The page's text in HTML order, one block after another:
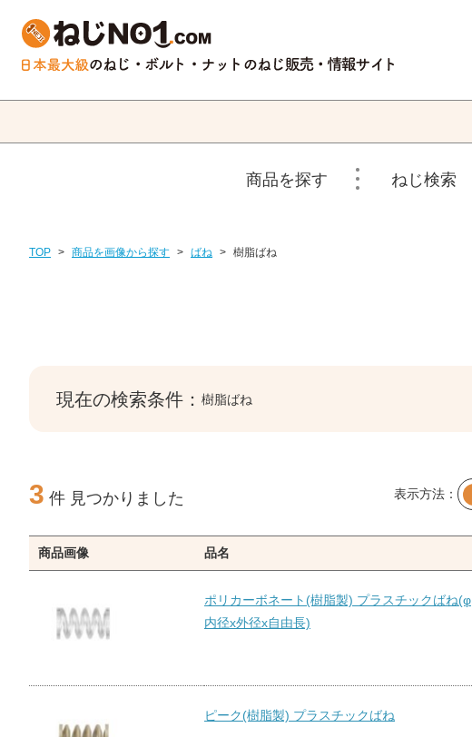
商品を探す ねじ検索
TOP > 商品を画像から探す > ばね > 樹脂ばね
現在の検索条件： 樹脂ばね
3 件 見つかりました 表示方法：
商品画像 品名
ポリカーボネート(樹脂製) プラスチックばね(φ
内径x外径x自由長)
ピーク(樹脂製) プラスチックばね